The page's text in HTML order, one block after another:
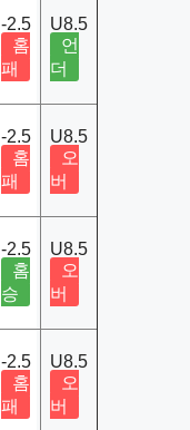
-2.5
홈
패
U8.5
언
더
-2.5
홈
패
U8.5
오
버
-2.5
홈
승
U8.5
오
버
-2.5
홈
패
U8.5
오
버